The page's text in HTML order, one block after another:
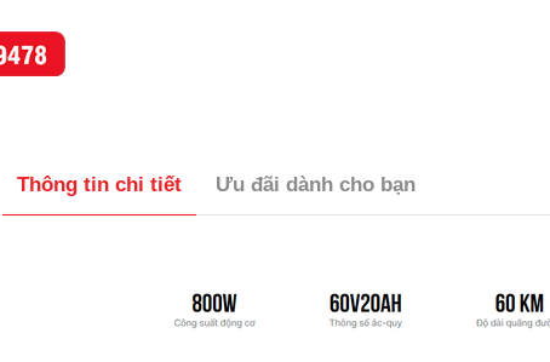
Thông tin chi tiết Ưu đãi dành cho bạn